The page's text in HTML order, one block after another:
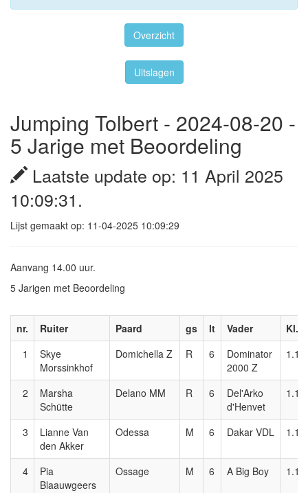
Overzicht
Uitslagen
Jumping Tolbert - 2024-08-20 -
5 Jarige met Beoordeling
Laatste update op: 11 April 2025
10:09:31.
Lijst gemaakt op: 11-04-2025 10:09:29
Aanvang 14.00 uur.
5 Jarigen met Beoordeling
nr. Ruiter Paard gs lt Vader
Kl.
1
Skye
Morssinkhof
Domichella Z R 6
Dominator
2000 Z
1.10
2
Marsha
Schütte
Delano MM R 6
Del'Arko
d'Henvet
1.10
3
Lianne Van
den Akker
Odessa M 6 Dakar VDL 1.10
4
Pia
Blaauwgeers
Ossage M 6 A Big Boy 1.10